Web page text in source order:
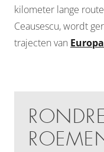
kilometer lange
Ceausescu, wordt
trajecten van Europa